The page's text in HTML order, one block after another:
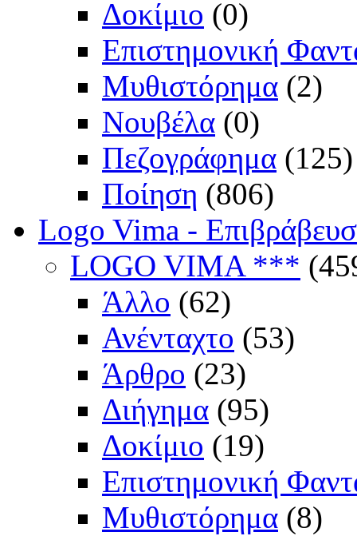
Δοκίμιο (0)
Επιστημονική
Μυθιστόρημα (2)
Νουβέλα (0)
Πεζογράφημα (125)
Ποίηση (806)
Logo Vima -
LOGO VIMA ***
Άλλο (62)
Ανένταχτο (53)
Άρθρο (23)
Διήγημα (95)
Δοκίμιο (19)
Επιστημονική
Μυθιστόρημα (8)